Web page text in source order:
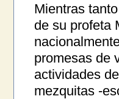
Mientras
de su profeta
promesas de
actividades
mezquitas -